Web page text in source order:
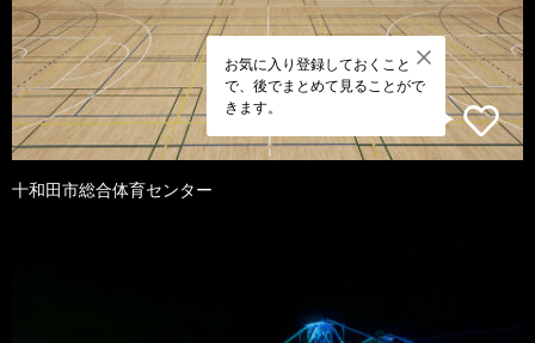
お気に入り登録しておくこと
で、後でまとめて見ることがで
きます。
十和田市総合体育センター